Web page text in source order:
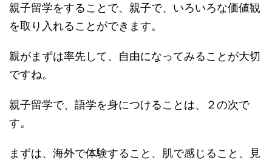
親子留学をすることで、親子で、いろいろな価値観
を取り入れることができます。
親がまずは率先して、自由になってみることが大切
ですね。
親子留学で、語学を身につけることは、２の次で
す。
まずは、海外で体験すること、肌で感じること、見